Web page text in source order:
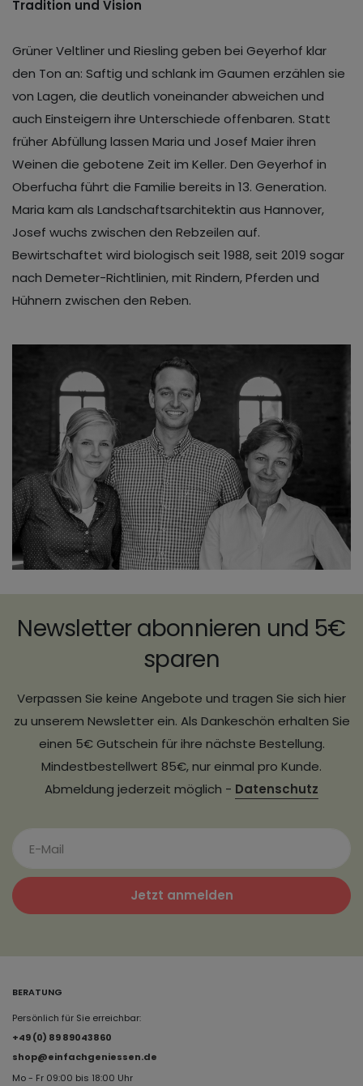
Tradition und Vision
Grüner Veltliner und Riesling geben bei Geyerhof klar
den Ton an: Saftig und schlank im Gaumen erzählen sie
von Lagen, die deutlich voneinander abweichen und
auch Einsteigern ihre Unterschiede offenbaren. Statt
früher Abfüllung lassen Maria und Josef Maier ihren
Weinen die gebotene Zeit im Keller. Den Geyerhof in
Oberfucha führt die Familie bereits in 13. Generation.
Maria kam als Landschaftsarchitektin aus Hannover,
Josef wuchs zwischen den Rebzeilen auf.
Bewirtschaftet wird biologisch seit 1988, seit 2019 sogar
nach Demeter-Richtlinien, mit Rindern, Pferden und
Hühnern zwischen den Reben.
Newsletter abonnieren und 5€
sparen
Verpassen Sie keine Angebote und tragen Sie sich hier
zu unserem Newsletter ein. Als Dankeschön erhalten Sie
einen 5€ Gutschein für ihre nächste Bestellung.
Mindestbestellwert 85€, nur einmal pro Kunde.
Abmeldung jederzeit möglich - Datenschutz
Jetzt anmelden
BERATUNG
Persönlich für Sie erreichbar:
+49 (0) 89 89043860
shop@einfachgeniessen.de
Mo - Fr 09:00 bis 18:00 Uhr